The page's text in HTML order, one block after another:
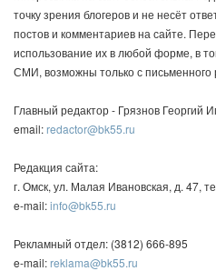
точку зрения блогеров и не несёт
постов и комментариев на сайте.
использование их в любой форме, в
СМИ, возможны только с
Главный редактор - Грязнов Георгий
email:redactor@bk55.ru
Редакция сайта:
г. Омск, ул. Малая Ивановская, д. 47,
e-mail:info@bk55.ru
Рекламный отдел: (3812) 666-895
e-mail:reklama@bk55.ru